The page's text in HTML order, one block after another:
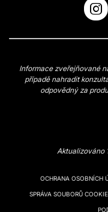
Informace zveřejňované
případě nahradit
odpovědný za
Aktualizováno
OCHRANA OSOBNÍCH
SPRÁVA SOUBORŮ COOKIE